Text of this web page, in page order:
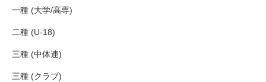
一種 (大学/高専)
二種 (U-18)
三種 (中体連)
三種 (クラブ)